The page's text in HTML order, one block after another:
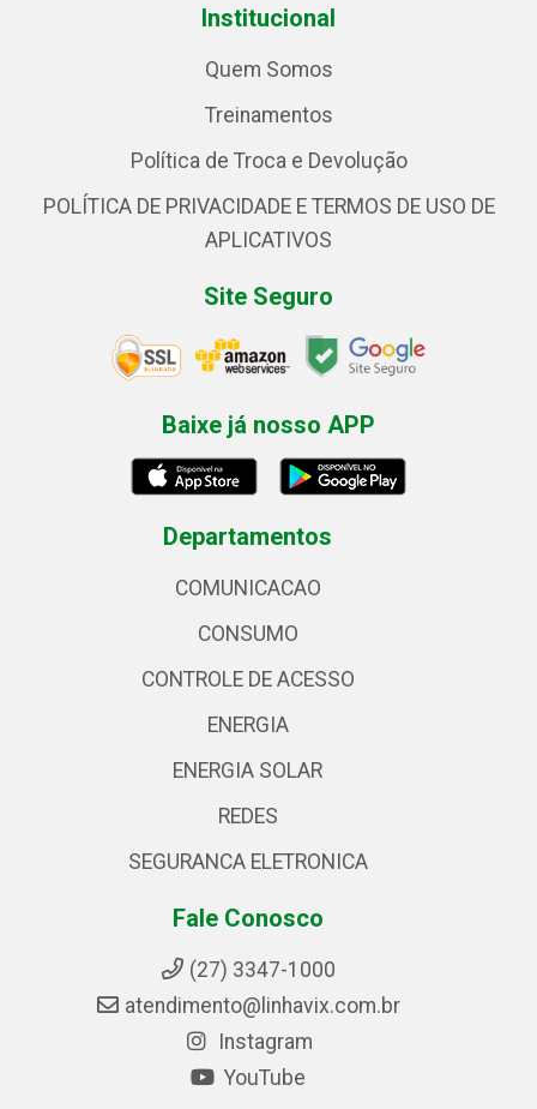
Institucional
Quem Somos
Treinamentos
Política de Troca e Devolução
POLÍTICA DE PRIVACIDADE E TERMOS DE USO DE
APLICATIVOS
Site Seguro
Baixe já nosso APP
Departamentos
COMUNICACAO
CONSUMO
CONTROLE DE ACESSO
ENERGIA
ENERGIA SOLAR
REDES
SEGURANCA ELETRONICA
Fale Conosco
(27) 3347-1000
atendimento@linhavix.com.br
Instagram
YouTube